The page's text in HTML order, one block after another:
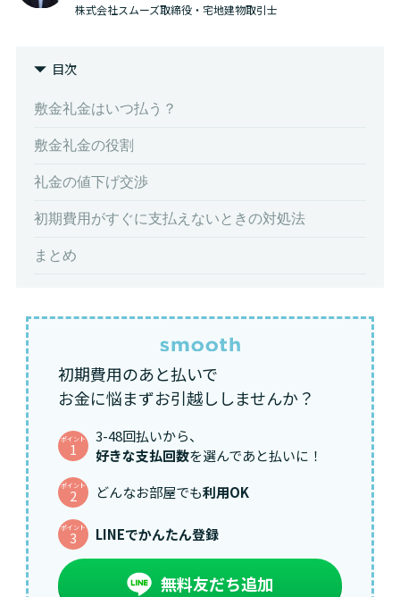
株式会社スムーズ取締役・宅地建物取引士
目次
敷金礼金はいつ払う？
敷金礼金の役割
礼金の値下げ交渉
初期費用がすぐに支払えないときの対処法
まとめ
初期費用のあと払いで
お金に悩まずお引越ししませんか？
ポイント
1
3-48回払いから、
好きな支払回数を選んであと払いに！
ポイント
2 どんなお部屋でも利用OK
ポイント
3 LINEでかんたん登録
無料友だち追加